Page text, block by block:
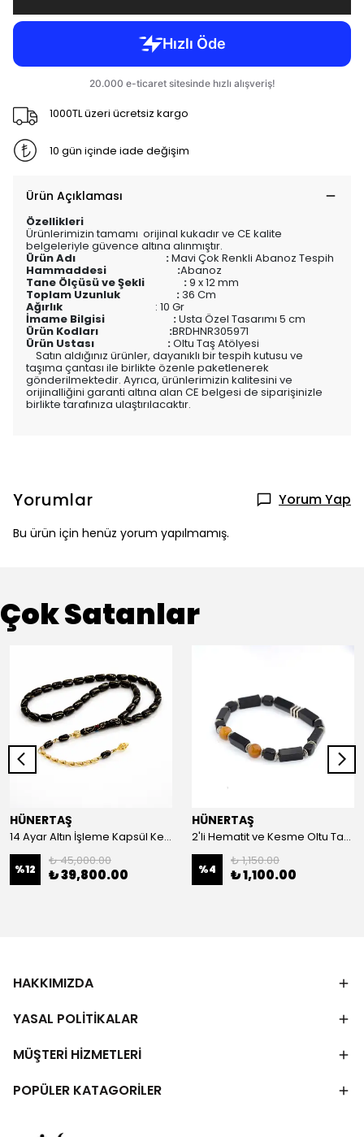
1000TL üzeri ücretsiz kargo
10 gün içinde iade değişim
Ürün Açıklaması
Özellikleri
Ürünlerimizin tamamı orijinal kukadır ve CE kalite
belgeleriyle güvence altına alınmıştır.
Ürün Adı :Mavi Çok Renkli Abanoz Tespih
Hammaddesi :Abanoz
Tane Ölçüsü ve Şekli :9 x 12 mm
Toplam Uzunluk :36 Cm
Ağırlık : 10 Gr
İmame Bilgisi :Usta Özel Tasarımı 5 cm
Ürün Kodları :BRDHNR305971
Ürün Ustası :Oltu Taş Atölyesi
Satın aldığınız ürünler, dayanıklı bir tespih kutusu ve
taşıma çantası ile birlikte özenle paketlenerek
gönderilmektedir. Ayrıca, ürünlerimizin kalitesini ve
orijinalliğini garanti altına alan CE belgesi de siparişinizle
birlikte tarafınıza ulaştırılacaktır.
Yorumlar Yorum Yap
Bu ürün için henüz yorum yapılmamış.
Çok Satanlar
HÜNERTAŞ
14 Ayar Altın İşleme Kapsül Kesim Oltu Taşı Tespih
%12
₺ 45,000.00
₺ 39,800.00
HÜNERTAŞ
2'li Hematit ve Kesme Oltu Taşı Bileklik
%4
₺ 1,150.00
₺ 1,100.00
HAKKIMIZDA
YASAL POLİTİKALAR
MÜŞTERİ HİZMETLERİ
POPÜLER KATAGORİLER